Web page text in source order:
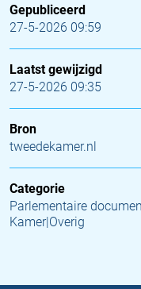
Gepubliceerd
27-5-2026 09:59
Laatst gewijzigd
27-5-2026 09:35
Bron
tweedekamer.nl
Categorie
Parlementaire
Kamer|Overig